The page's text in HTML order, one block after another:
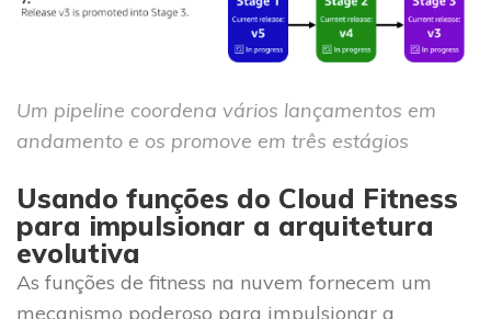
Um pipeline coordena vários lançamentos em
andamento e os promove em três estágios
Usando funções do Cloud Fitness
para impulsionar a arquitetura
evolutiva
As funções de fitness na nuvem fornecem um
mecanismo poderoso para impulsionar a